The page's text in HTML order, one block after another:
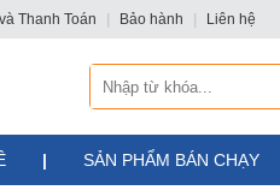
Thanh Toán Bảo hành Liên hệ
| SẢN PHẨM BÁN CHẠY